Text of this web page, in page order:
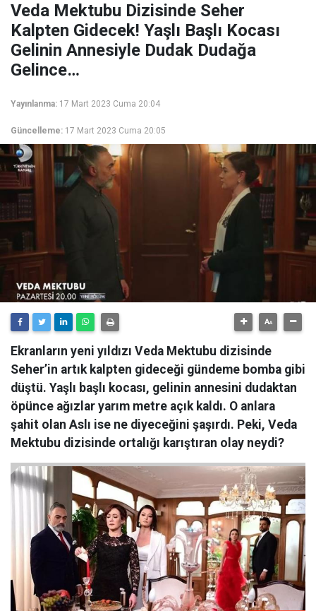
Veda Mektubu Dizisinde Seher
Kalpten Gidecek! Yaşlı Başlı Kocası
Gelinin Annesiyle Dudak Dudağa
Gelince…
Yayınlanma: 17 Mart 2023 Cuma 20:04
Güncelleme: 17 Mart 2023 Cuma 20:05
Ekranların yeni yıldızı Veda Mektubu dizisinde
Seher’in artık kalpten gideceği gündeme bomba gibi
düştü. Yaşlı başlı kocası, gelinin annesini dudaktan
öpünce ağızlar yarım metre açık kaldı. O anlara
şahit olan Aslı ise ne diyeceğini şaşırdı. Peki, Veda
Mektubu dizisinde ortalığı karıştıran olay neydi?